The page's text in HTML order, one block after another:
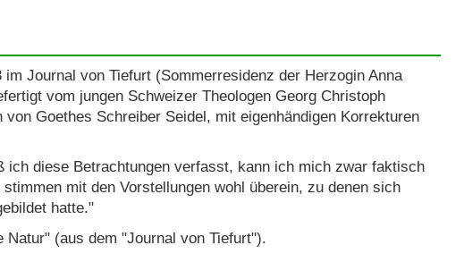
im Journal von Tiefurt (Sommerresidenz der Herzogin Anna
vom jungen Schweizer Theologen Georg Christoph
von Goethes Schreiber Seidel, mit eigenhändigen Korrekturen
ich diese Betrachtungen verfasst, kann ich mich zwar faktisch
mit den Vorstellungen wohl überein, zu denen sich
hatte."
Natur" (aus dem "Journal von Tiefurt").